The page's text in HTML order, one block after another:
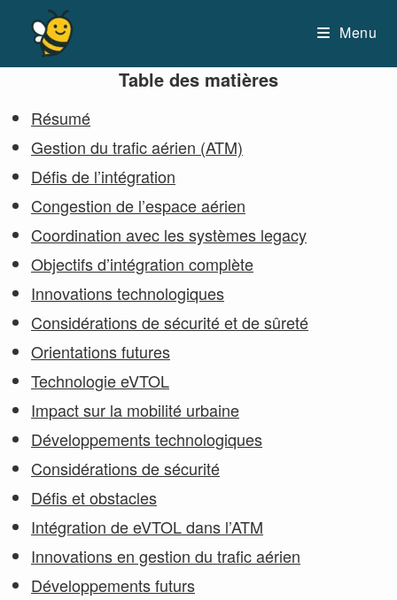
content
Menu
Table des matières
Résumé
Gestion du trafic aérien (ATM)
Défis de l’intégration
Congestion de l’espace aérien
Coordination avec les systèmes legacy
Objectifs d’intégration complète
Innovations technologiques
Considérations de sécurité et de sûreté
Orientations futures
Technologie eVTOL
Impact sur la mobilité urbaine
Développements technologiques
Considérations de sécurité
Défis et obstacles
Intégration de eVTOL dans l’ATM
Innovations en gestion du trafic aérien
Développements futurs